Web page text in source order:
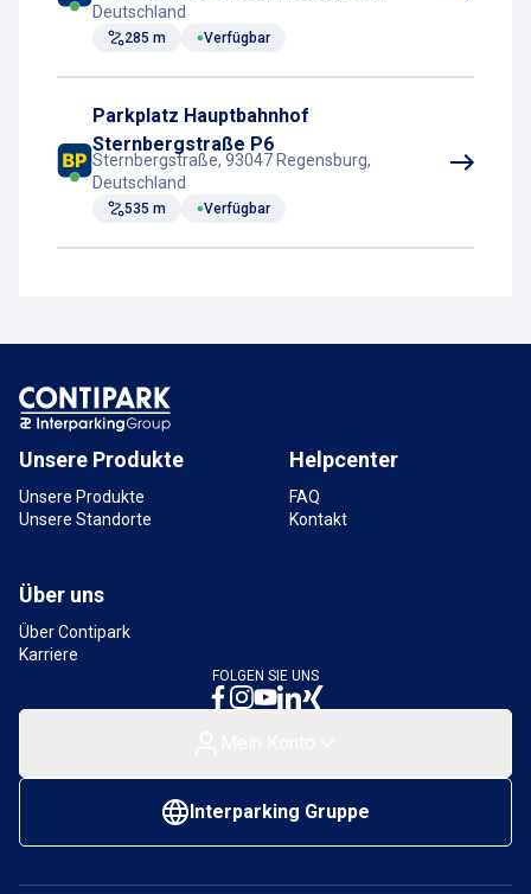
Deutschland
285 m Verfügbar
Parkplatz Hauptbahnhof
Sternbergstraße P6
Sternbergstraße, 93047 Regensburg,
Deutschland
535 m Verfügbar
Unsere Produkte
Unsere Produkte
Unsere Standorte
Helpcenter
FAQ
Kontakt
Über uns
Über Contipark
Karriere
FOLGEN SIE UNS
Interparking Gruppe